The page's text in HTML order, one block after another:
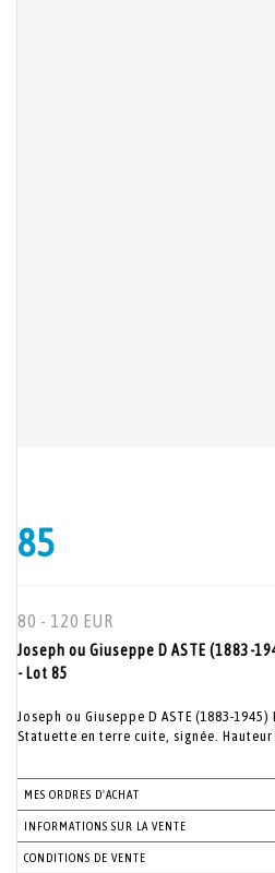
85
80 - 120 EUR
Joseph ou Giuseppe D ASTE (1883-
- Lot 85
Joseph ou Giuseppe D ASTE (1883-
Statuette en terre cuite, signée. Hauteur
MES ORDRES D'ACHAT
INFORMATIONS SUR LA VENTE
CONDITIONS DE VENTE